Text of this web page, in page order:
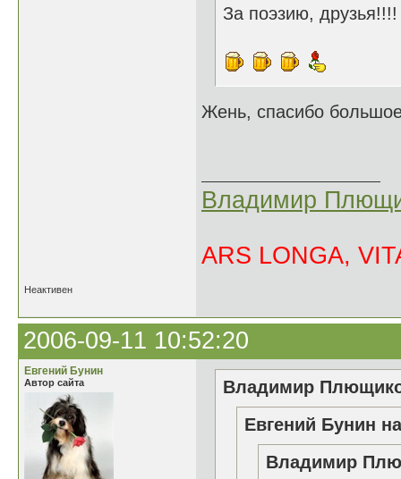
За поэзию, друзья!!!!
Жень, спасибо
Владимир
ARS LONGA,
Неактивен
2006-09-11 10:52:20
Евгений Бунин
Автор сайта
Владимир
Евгений Бунин
Владимир